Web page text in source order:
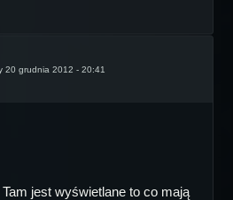
20 grudnia 2012 - 20:41
jest wyświetlane to co mają